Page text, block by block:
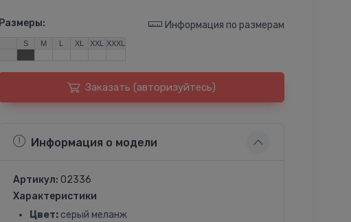
Размеры: Информация по размерам
S M L XL XXL XXXL
Заказать (авторизуйтесь)
Информация о модели
Артикул: 02336
Характеристики
Цвет:серый меланж